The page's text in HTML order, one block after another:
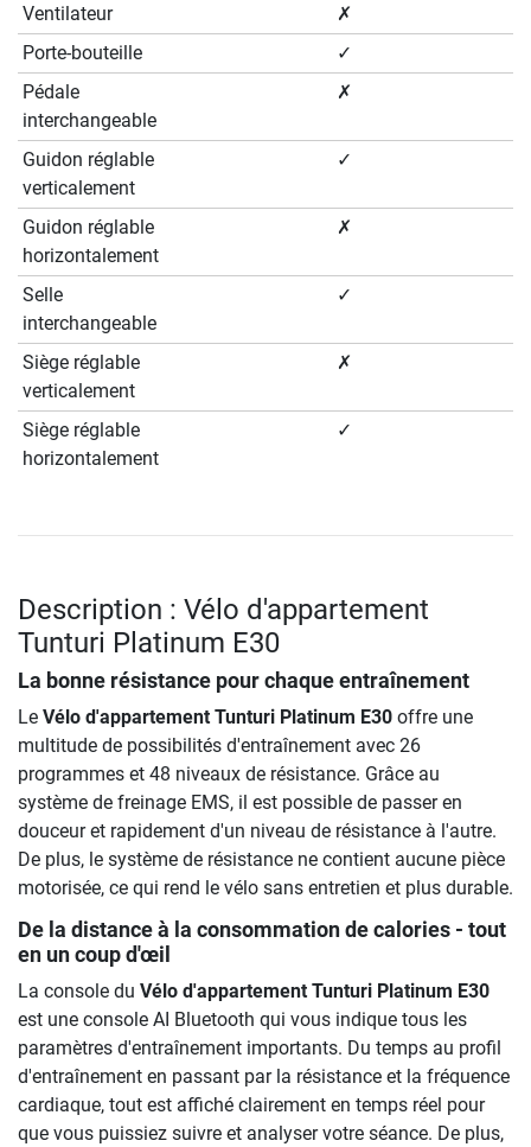
Ventilateur
✗
Porte-bouteille
✓
Pédale
interchangeable
✗
Guidon réglable
verticalement
✓
Guidon réglable
horizontalement
✗
Selle
interchangeable
✓
Siège réglable
verticalement
✗
Siège réglable
horizontalement
✓
Description : Vélo d'appartement
Tunturi Platinum E30
La bonne résistance pour chaque entraînement
Le Vélo d'appartement Tunturi Platinum E30 offre une
multitude de possibilités d'entraînement avec 26
programmes et 48 niveaux de résistance. Grâce au
système de freinage EMS, il est possible de passer en
douceur et rapidement d'un niveau de résistance à l'autre.
De plus, le système de résistance ne contient aucune pièce
motorisée, ce qui rend le vélo sans entretien et plus durable.
De la distance à la consommation de calories - tout
en un coup d'œil
La console du Vélo d'appartement Tunturi Platinum E30
est une console AI Bluetooth qui vous indique tous les
paramètres d'entraînement importants. Du temps au profil
d'entraînement en passant par la résistance et la fréquence
cardiaque, tout est affiché clairement en temps réel pour
que vous puissiez suivre et analyser votre séance. De plus,